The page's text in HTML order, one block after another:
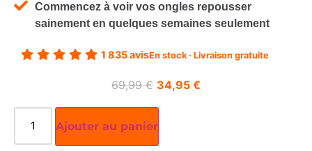
Commencez à voir vos ongles repousser
sainement en quelques semaines seulement
1 835 avisEn stock · Livraison gratuite
69,99€ 34,95 €
Ajouter au panier